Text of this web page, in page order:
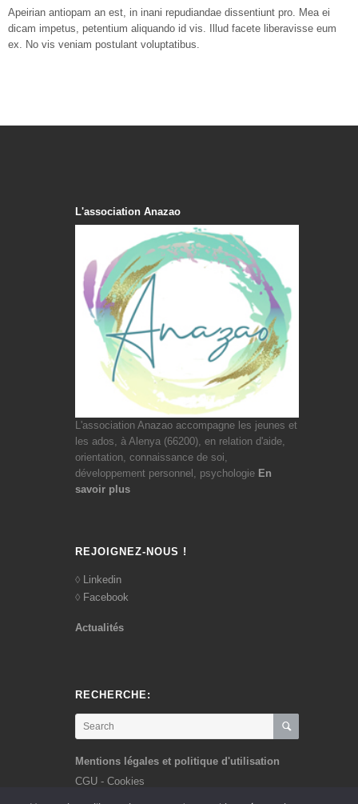
Apeirian antiopam an est, in inani repudiandae dissentiunt pro. Mea ei
dicam impetus, petentium aliquando id vis. Illud facete liberavisse eum
ex. No vis veniam postulant voluptatibus.
L'association Anazao
L'association Anazao accompagne les jeunes et
les ados, à Alenya (66200), en relation d'aide,
orientation, connaissance de soi,
développement personnel, psychologie En
savoir plus
REJOIGNEZ-NOUS !
Linkedin
Facebook
Actualités
RECHERCHE:
Mentions légales et politique d'utilisation
CGU - Cookies